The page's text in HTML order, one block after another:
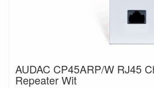
AUDAC CP45ARP/W RJ45
Repeater Wit